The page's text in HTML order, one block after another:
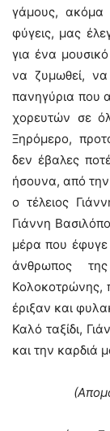
γάμους, ακόμα
φύγεις, μας
για ένα
να ζυμωθεί, να
πανηγύρια που
χορευτών σε
Ξηρόμερο,
δεν έβαλες
ήσουνα, από την
ο τέλειος
Γιάννη
μέρα που έφυγε
άνθρωπος
Κολοκοτρώνης,
έριξαν και
Καλό ταξίδι,
και την καρδιά